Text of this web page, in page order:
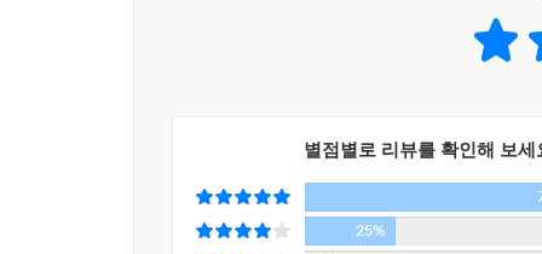
별점별로 리뷰를 확인해 보세
25%